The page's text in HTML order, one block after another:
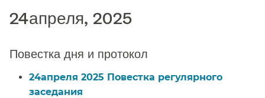
24апреля, 2025​​
Повестка дня и протокол​​
24апреля 2025 Повестка регулярного
заседания​​